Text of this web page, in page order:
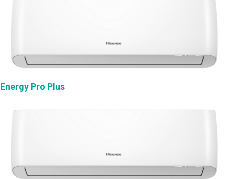
Energy Pro Plus